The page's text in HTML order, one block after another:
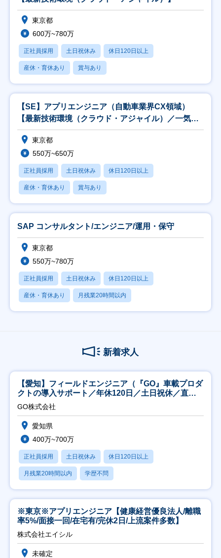
東京都
600万~780万
正社員採用 土日祝休み 休日120日以上
産休・育休あり 賞与あり
【SE】アプリエンジニア（自動車業界CX領域）
【最新技術環境（クラウド・アジャイル）／一気通
貫】
東京都
550万~650万
正社員採用 土日祝休み 休日120日以上
産休・育休あり 賞与あり
SAP コンサルタント/エンジニア/運用・保守
東京都
550万~780万
正社員採用 土日祝休み 休日120日以上
産休・育休あり 月残業20時間以内
新着求人
【愛知】フィールドエンジニア（『GO』車載プロダ
クトの導入サポート／年休120日／土日祝休／直行
直帰
GO株式会社
愛知県
400万~700万
正社員採用 土日祝休み 休日120日以上
月残業20時間以内 学歴不問
※東京※アプリエンジニア【健康経営優良法人/離職
率5%/面接一回/在宅有/完休2日/上流案件多数】
株式会社エイシル
未確定